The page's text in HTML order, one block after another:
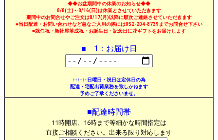
◆◆お盆期間中の休業のお知らせ◆◆
8/8(土)～8/16(日)は休業とさせていただきます
期間中のお問合せやご注文は8/17(月)以降に順次ご連絡させていただきます
■当日配達・お問い合わせなど急なご入用の際には052-204-8739までお問合せ下さい
■就任祝・新社屋落成祝・お誕生日・記念日に花ギフトをお届けします
■ 1：お届け日
↑↑↑↑↑↑日曜日・祝日は定休日の為
配達・宅配出荷業務を致しかねます
予めご了承くださいませ。
■配達時間帯
11時開店、16時まで等細かな時間指定は
直接ご相談ください。出来る限り対応します